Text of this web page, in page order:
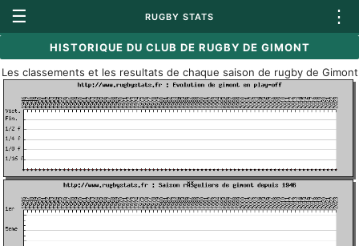
☰ RUGBY STATS ⋮
HISTORIQUE DU CLUB DE RUGBY DE GIMONT
Les classements et les resultats de chaque saison de rugby de Gimont